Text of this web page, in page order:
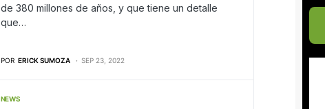
de 380 millones de años, y que tiene un detalle
que…
POR ERICK SUMOZA SEP 23, 2022
NEWS